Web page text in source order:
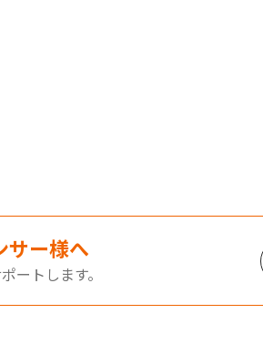
サー様へ
ートします。